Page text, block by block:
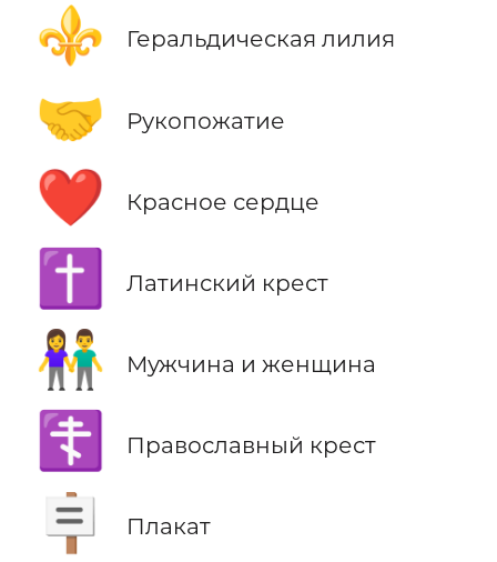
⚜️ Геральдическая лилия
🤝 Рукопожатие
❤️ Красное сердце
✝️ Латинский крест
👫 Мужчина и женщина
☦️ Православный крест
🪧 Плакат